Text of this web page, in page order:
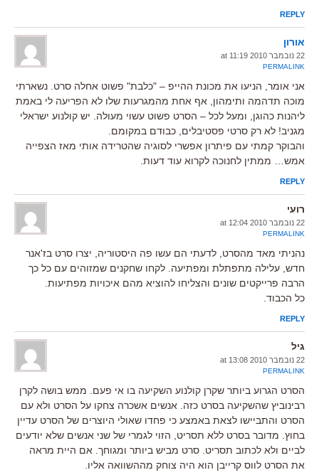
REPLY
אורון
22 נובמבר 2010 at 11:19
PERMALINK
אני אומר, הניעו את מכונת ההייפ – "כלבת" פשוט אחלה סרט. נשארתי
מוכה תדהמה ותימהון, אף אחת מהמגרעות שלו לא הפריעה לי באמת
ליהנות כהוגן, ומעל לכל – הסרט פשוט עשוי מעולה. יש קולנוע ישראלי
מגניב! לא רק סרטי פסטיבלים, כבודם במקומם.
והבוקר קמתי עם פיתרון אפשרי לסוגיה שהטרידה אותי מאז הצפייה
אמש… ממתין לחנוכה לקרוא עוד דעות.
REPLY
רועי
22 נובמבר 2010 at 12:04
PERMALINK
נהניתי מאד מהסרט, לדעתי הם עשו פה היסטוריה, יצרו סרט בז'אנר
חדש, עלילה מתפתלת ומפתיעה. לקחו שחקנים שמזוהים עם כל כך
הרבה פרייקטים שונים והצליחו להוציא מהם איכויות מפתיעות.
כל הכבוד.
REPLY
גיל
22 נובמבר 2010 at 13:08
PERMALINK
הסרט הגרוע ביותר שקרן קולנוע השקיעה בו אי פעם. ממש בושה לקרן
רבינוביץ שהשקיעה בסרט כזה. אנשים אשכרה צחקו על הסרט ולא עם
הסרט והתביישו לצאת באמצע כי פחדו שאולי היוצרים של הסרט עדיין
בחוץ. מדובר בסרט ללא תסריט, הזוי לגמרי של שני אנשים שלא יודעים
לביים ולא לכתוב תסריט. סרט מביש ביותר ומגוחך. אם היית מראה
את הסרט לווס קרייבן הוא היה צוחק מההשוואה אליו.